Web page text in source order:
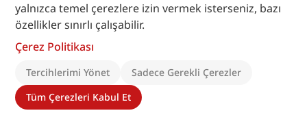
yalnızca temel çerezlere izin vermek isterseniz, bazı
özellikler sınırlı çalışabilir.
Çerez Politikası
Tercihlerimi Yönet
Sadece Gerekli Çerezler
Tüm Çerezleri Kabul Et